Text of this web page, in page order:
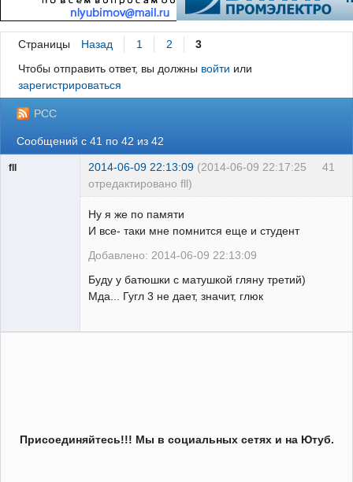
Страницы Назад 1 2
3
Чтобы отправить ответ, вы должны войти или
зарегистрироваться
РСС
Сообщений с 41 по 42 из 42
41
fll 2014-06-09 22:13:09 (2014-06-09 22:17:25
отредактировано fll)
Ну я же по памяти
И все- таки мне помнится еще и студент
Добавлено: 2014-06-09 22:13:09
Буду у батюшки с матушкой гляну третий)
Мда... Гугл 3 не дает, значит, глюк
Присоединяйтесь!!! Мы в социальных сетях и на Ютуб.